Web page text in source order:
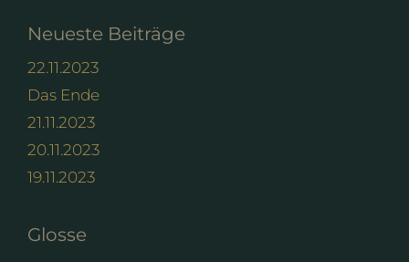
Neueste Beiträge
22.11.2023
Das Ende
21.11.2023
20.11.2023
19.11.2023
Glosse